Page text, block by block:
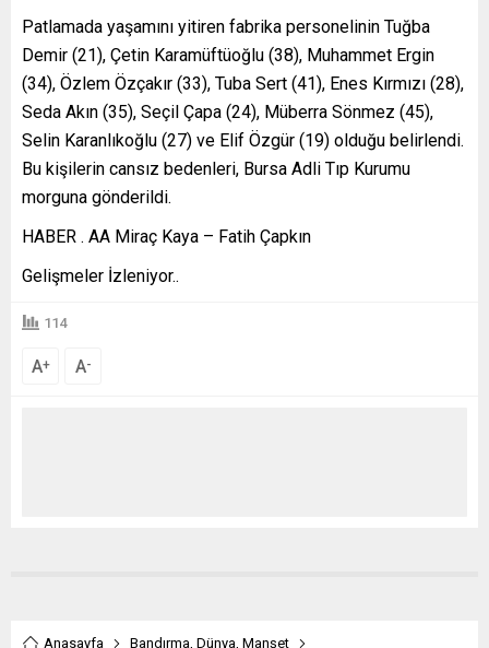
Patlamada yaşamını yitiren fabrika personelinin Tuğba
Demir (21), Çetin Karamüftüoğlu (38), Muhammet Ergin
(34), Özlem Özçakır (33), Tuba Sert (41), Enes Kırmızı (28),
Seda Akın (35), Seçil Çapa (24), Müberra Sönmez (45),
Selin Karanlıkoğlu (27) ve Elif Özgür (19) olduğu belirlendi.
Bu kişilerin cansız bedenleri, Bursa Adli Tıp Kurumu
morguna gönderildi.
HABER . AA Miraç Kaya – Fatih Çapkın
Gelişmeler İzleniyor..
114
A+ A-
Anasayfa Bandırma, Dünya, Manşet